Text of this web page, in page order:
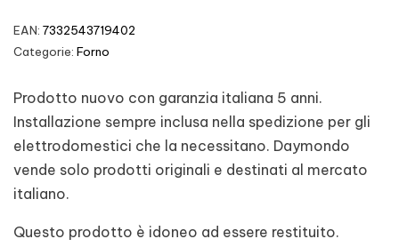
EAN: 7332543719402
Categorie: Forno
Prodotto nuovo con garanzia italiana 5 anni.
Installazione sempre inclusa nella spedizione per gli
elettrodomestici che la necessitano. Daymondo
vende solo prodotti originali e destinati al mercato
italiano.
Questo prodotto è idoneo ad essere restituito.